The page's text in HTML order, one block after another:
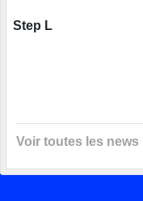
Step L
Voir toutes les news